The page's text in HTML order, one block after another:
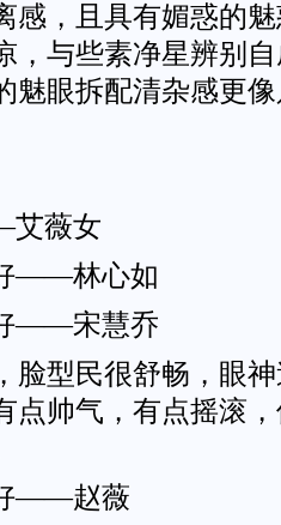
感，且具有媚惑的
，与些素净星辨别
魅眼拆配清杂感更
薇女
——林心如
——宋慧乔
型民很舒畅，眼神
点帅气，有点摇滚
——赵薇